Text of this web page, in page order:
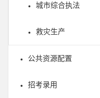
城市综合执法
救灾生产
公共资源配置
招考录用